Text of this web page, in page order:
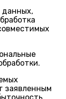
данных,
заявленным